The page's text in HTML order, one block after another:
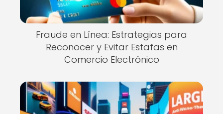
Fraude en Línea: Estrategias para
Reconocer y Evitar Estafas en
Comercio Electrónico